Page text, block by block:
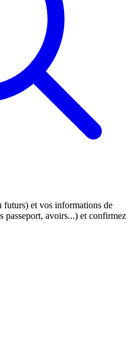
futurs) et vos informations de
avoirs...) et confirmez